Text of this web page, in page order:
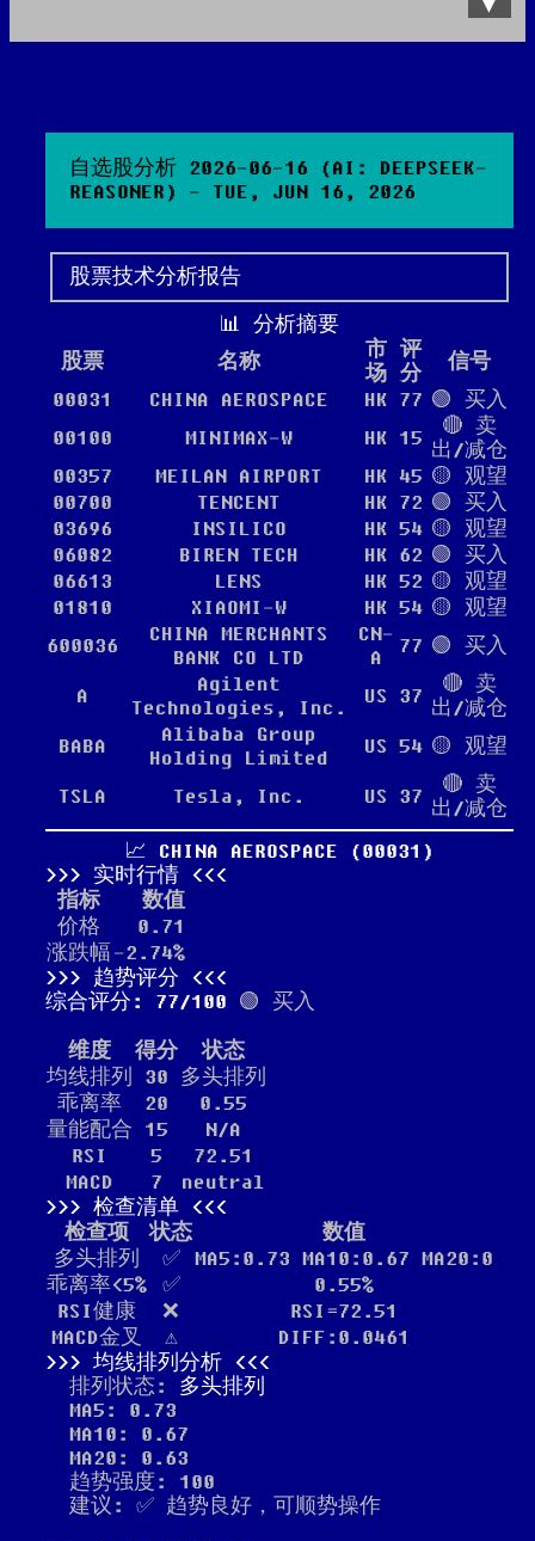
自选股分析 2026-06-16 (AI: DEEPSEEK-
REASONER) - TUE, JUN 16, 2026
股票技术分析报告
📊 分析摘要
股票
名称
市
场
评
分
信号
00031
CHINA AEROSPACE HK 77 🟢 买入
00100
MINIMAX-W HK 15
🔴 卖
出/减仓
00357
MEILAN AIRPORT HK 45 🟡 观望
00700
TENCENT HK 72 🟢 买入
03696
INSILICO HK 54 🟡 观望
06082
BIREN TECH HK 62 🟢 买入
06613
LENS HK 52 🟡 观望
01810
XIAOMI-W HK 54 🟡 观望
600036
CHINA MERCHANTS
BANK CO LTD
CN-
A
77 🟢 买入
A
Agilent
Technologies, Inc.
US 37
🔴 卖
出/减仓
BABA
Alibaba Group
Holding Limited
US 54 🟡 观望
TSLA Tesla, Inc. US 37
🔴 卖
出/减仓
📈 CHINA AEROSPACE (00031)
实时行情
指标
数值
价格
0.71
涨跌幅 -2.74%
趋势评分
综合评分: 77/100 🟢 买入
维度 得分
状态
均线排列
30 多头排列
乖离率
20
0.55
量能配合 15
N/A
RSI
5
72.51
MACD
7
neutral
检查清单
检查项
状态
数值
多头排列
✅
MA5:0.73 MA10:0.67 MA20:0
乖离率<5%
✅
0.55%
RSI健康
❌
RSI=72.51
MACD金叉
⚠️
DIFF:0.0461
均线排列分析
排列状态: 多头排列
MA5: 0.73
MA10: 0.67
MA20: 0.63
趋势强度: 100
建议: ✅ 趋势良好，可顺势操作